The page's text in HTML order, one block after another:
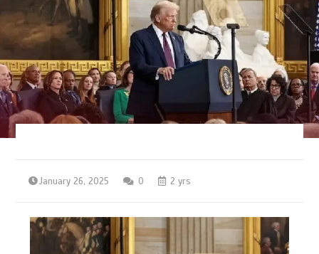
January 26, 2025 0 2 yrs